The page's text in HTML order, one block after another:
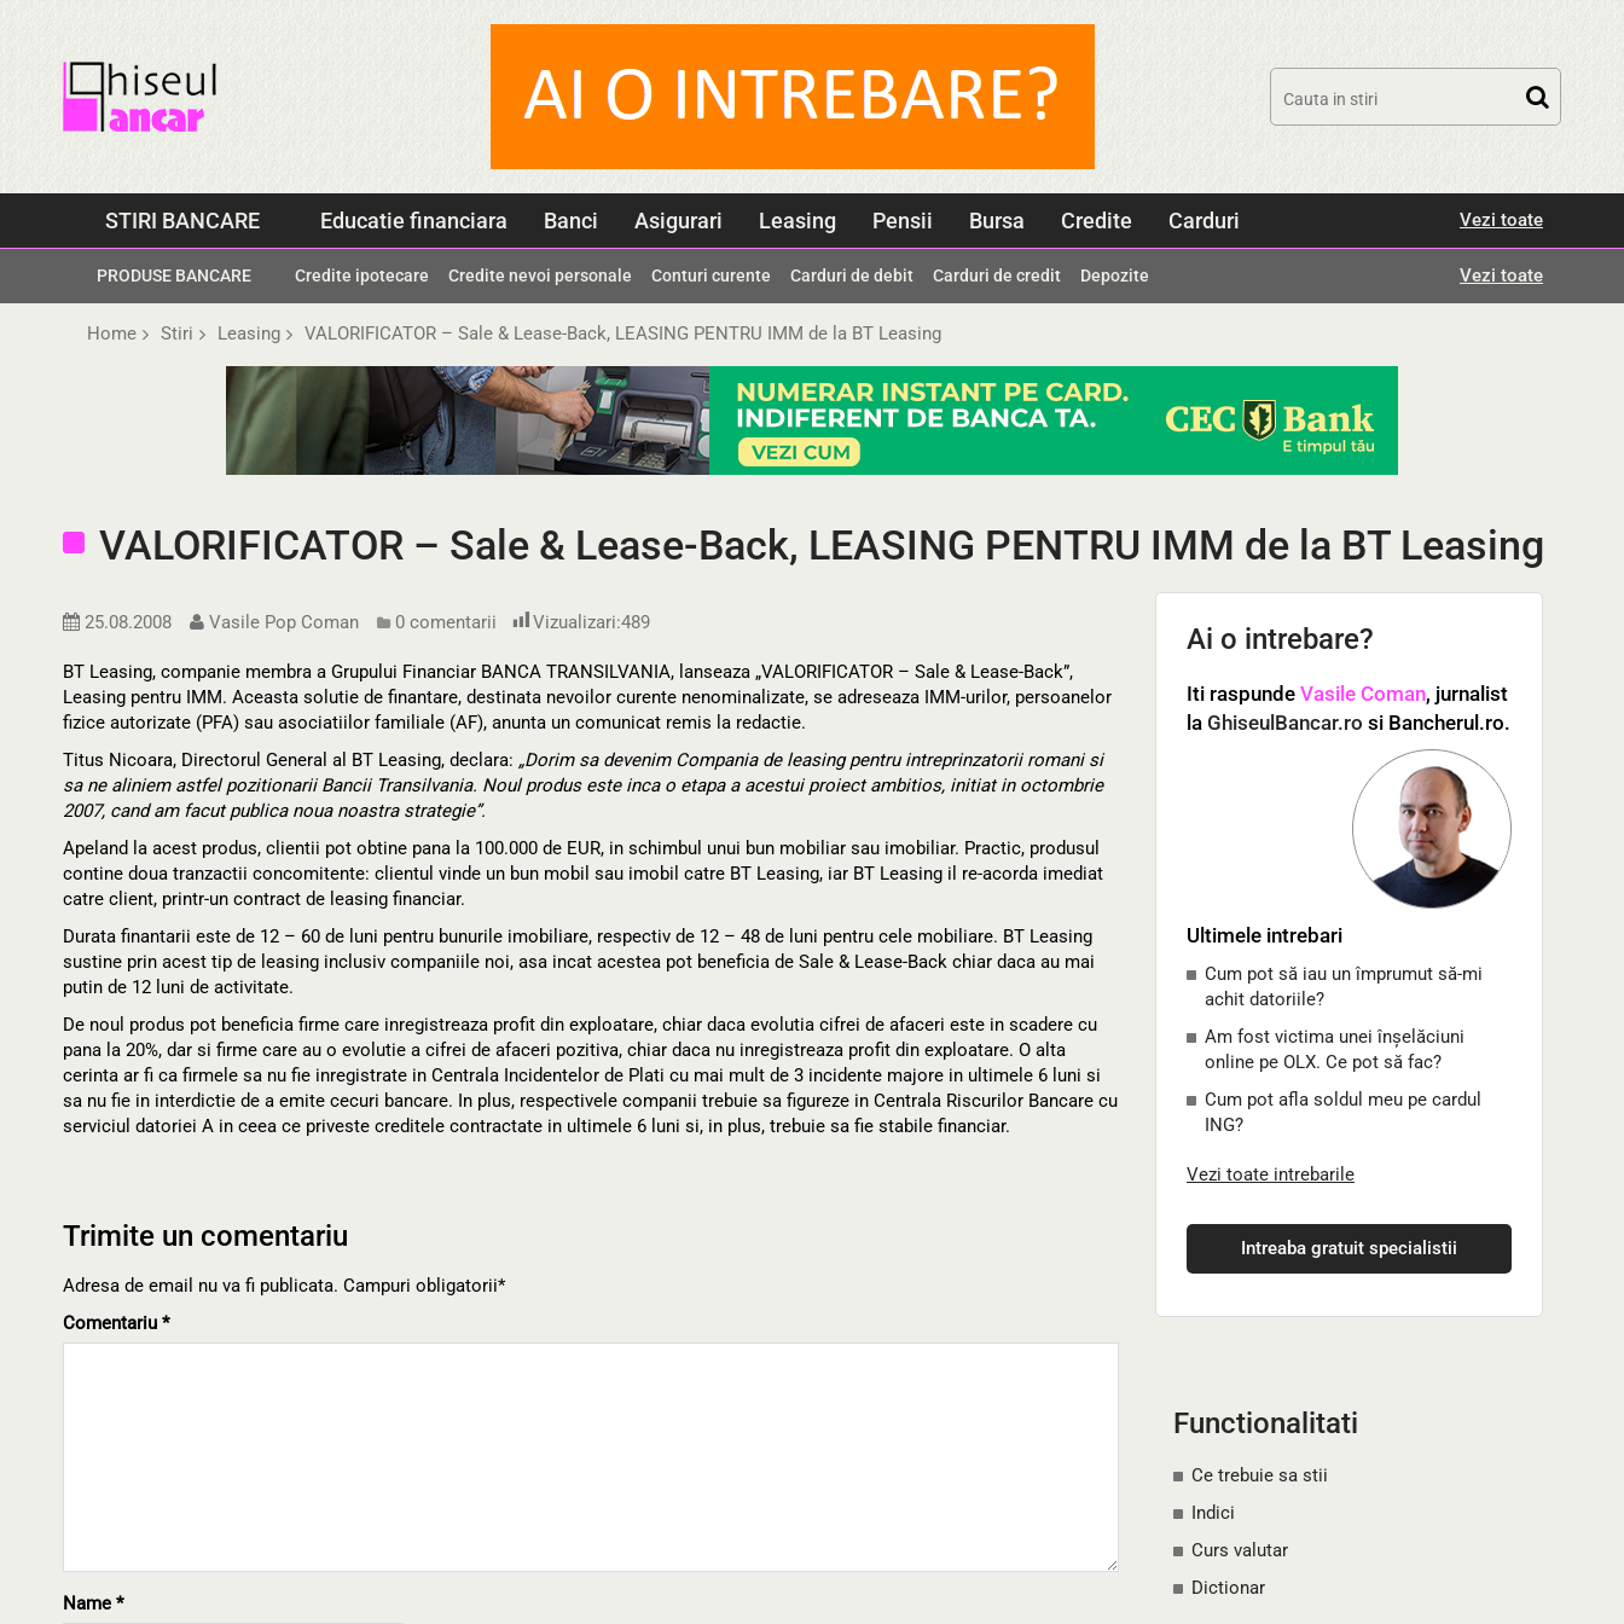
STIRI BANCARE Educatie financiara Banci Asigurari Leasing Pensii Bursa Credite Carduri Vezi toate
PRODUSE BANCARE Credite ipotecare Credite nevoi personale Conturi curente Carduri de debit Carduri de credit Depozite Vezi toate
Home Stiri Leasing VALORIFICATOR – Sale & Lease-Back, LEASING PENTRU IMM de la BT Leasing
VALORIFICATOR – Sale & Lease-Back, LEASING PENTRU IMM de la BT Leasing
25.08.2008 Vasile Pop Coman 0 comentarii Vizualizari:489
BT Leasing, companie membra a Grupului Financiar BANCA TRANSILVANIA, lanseaza „VALORIFICATOR – Sale & Lease-Back”,
Leasing pentru IMM. Aceasta solutie de finantare, destinata nevoilor curente nenominalizate, se adreseaza IMM-urilor, persoanelor
fizice autorizate (PFA) sau asociatiilor familiale (AF), anunta un comunicat remis la redactie.
Titus Nicoara, Directorul General al BT Leasing, declara: „Dorim sa devenim Compania de leasing pentru intreprinzatorii romani si
sa ne aliniem astfel pozitionarii Bancii Transilvania. Noul produs este inca o etapa a acestui proiect ambitios, initiat in octombrie
2007, cand am facut publica noua noastra strategie”.
Apeland la acest produs, clientii pot obtine pana la 100.000 de EUR, in schimbul unui bun mobiliar sau imobiliar. Practic, produsul
contine doua tranzactii concomitente: clientul vinde un bun mobil sau imobil catre BT Leasing, iar BT Leasing il re-acorda imediat
catre client, printr-un contract de leasing financiar.
Durata finantarii este de 12 – 60 de luni pentru bunurile imobiliare, respectiv de 12 – 48 de luni pentru cele mobiliare. BT Leasing
sustine prin acest tip de leasing inclusiv companiile noi, asa incat acestea pot beneficia de Sale & Lease-Back chiar daca au mai
putin de 12 luni de activitate.
De noul produs pot beneficia firme care inregistreaza profit din exploatare, chiar daca evolutia cifrei de afaceri este in scadere cu
pana la 20%, dar si firme care au o evolutie a cifrei de afaceri pozitiva, chiar daca nu inregistreaza profit din exploatare. O alta
cerinta ar fi ca firmele sa nu fie inregistrate in Centrala Incidentelor de Plati cu mai mult de 3 incidente majore in ultimele 6 luni si
sa nu fie in interdictie de a emite cecuri bancare. In plus, respectivele companii trebuie sa figureze in Centrala Riscurilor Bancare cu
serviciul datoriei A in ceea ce priveste creditele contractate in ultimele 6 luni si, in plus, trebuie sa fie stabile financiar.
Trimite un comentariu
Adresa de email nu va fi publicata. Campuri obligatorii*
Comentariu *
Name *
Ai o intrebare?
Iti raspunde Vasile Coman, jurnalist
la GhiseulBancar.ro si Bancherul.ro.
Ultimele intrebari
Cum pot să iau un împrumut să-mi
achit datoriile?
Am fost victima unei înșelăciuni
online pe OLX. Ce pot să fac?
Cum pot afla soldul meu pe cardul
ING?
Vezi toate intrebarile
Intreaba gratuit specialistii
Functionalitati
Ce trebuie sa stii
Indici
Curs valutar
Dictionar